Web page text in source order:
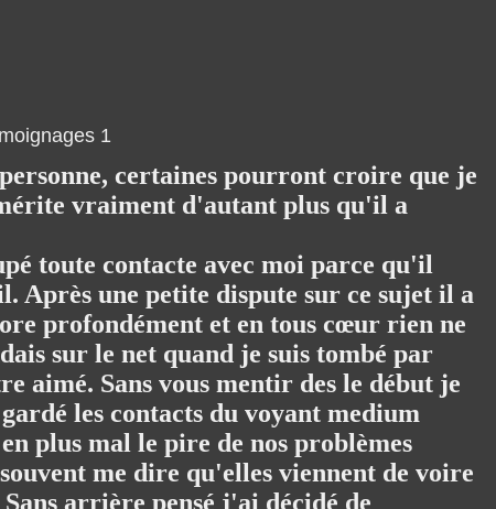
certaines pourront croire que je
vraiment d'autant plus qu'il a
toute contacte avec moi parce qu'il
Après une petite dispute sur ce sujet il a
profondément et en tous cœur rien ne
sur le net quand je suis tombé par
aimé. Sans vous mentir des le début je
les contacts du voyant medium
plus mal le pire de nos problèmes
me dire qu'elles viennent de voire
arrière pensé j'ai décidé de